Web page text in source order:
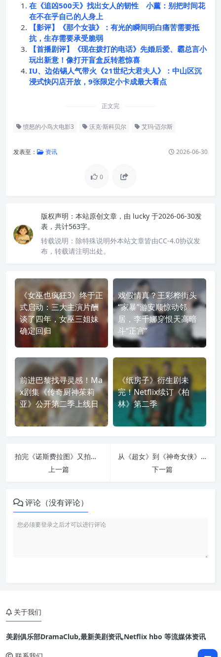
在《追凶500天》找出女人的韧性 小薰：别把时间花
在不在乎自己的人身上
【影评】《那个女孩》：有光的瞬间明白痛苦需要抵
抗，生存需要承受脆弱
【首播剧评】《现在拨打的电话》先婚后爱、霸总言小
玩出新意！像打开盲盒反转惹惊喜
IU、边佑锡人气带火《21世纪大君夫人》：中山区沉
浸式快闪店开放，9张限定小卡成最大看点
正文完
愤怒的小鸟大电影3 沃克·斯科贝尔 艾玛·迈尔斯
发表至： 资讯 2026-06-30
0
版权声明： 本站原创文章，由 lucky 于2026-06-30发
表，共计563字。
转载说明： 除特殊说明外本站文章皆由CC-4.0协议发
布，转载请注明出处。
《女巫也疯狂3》终于正
式启动：三大主演片酬
谈了四年，女巫三姐妹
确定回归
戏假情真？王彩桦街头
“家暴”游安顺惊动邻
居，李千娜穿恨天高暗
斗“正宫”
前进巴黎找寻灵感！Ma
x剧集《传奇厨神茱莉
亚》公开第二季上线日
《纸房子》衍生剧未
完！Netflix续订《柏
林》第二季
拍完《诺斯费拉图》又拍狼人：罗伯特·艾格斯的新怪物电影来了
上一篇
从《超女》到《神奇女侠》：DCU 新编剧坦言“信任票”背后压力巨大
下一篇
评论（没有评论）
关于我们
美剧俱乐部DramaClub,最新美剧资讯,Netflix hbo 等流媒体资讯